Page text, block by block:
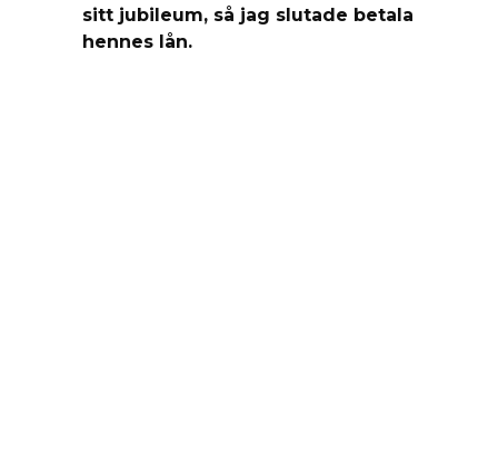
sitt jubileum, så jag slutade betala
hennes lån.